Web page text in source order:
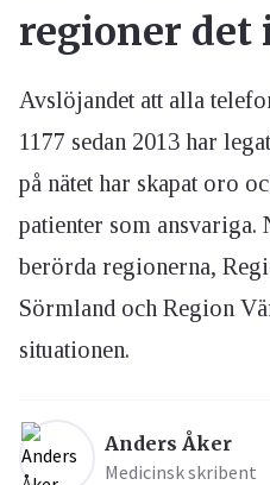
regioner
Avslöjandet att alla
1177 sedan 2013 har
på nätet har skapat oro
patienter som ansvariga.
berörda regionerna,
Sörmland och Region
situationen.
Anders Åker
Medicinsk skribent